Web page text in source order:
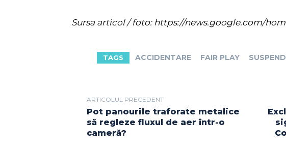
Sursa articol / foto: https://news.google.com/
TAGS ACCIDENTARE FAIR PLAY
ARTICOLUL PRECEDENT
Pot panourile traforate metalice
să regleze fluxul de aer într-o
cameră?